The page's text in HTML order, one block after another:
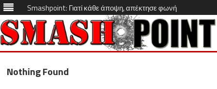
Smashpoint: Γιατί κάθε άποψη, απέκτησε φωνή
Skip
Nothing Found